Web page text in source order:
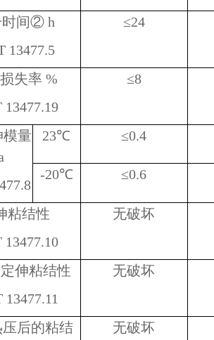
时间② h
13477.5
≤24
失率 %
13477.19
≤8
模量
23℃ ≤0.4
-20℃ ≤0.6
粘结性
13477.10
无破坏
伸粘结性
13477.11
无破坏
压后的粘结
无破坏